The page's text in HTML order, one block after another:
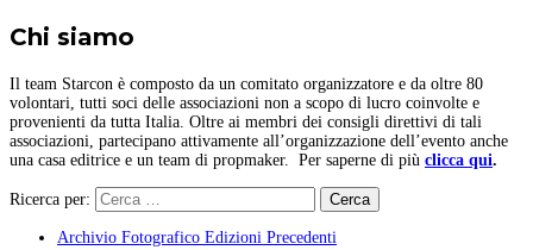
Chi siamo
Il team Starcon è composto da un comitato organizzatore e da oltre 80
volontari, tutti soci delle associazioni non a scopo di lucro coinvolte e
provenienti da tutta Italia. Oltre ai membri dei consigli direttivi di tali
associazioni, partecipano attivamente all’organizzazione dell’evento anche
una casa editrice e un team di propmaker. Per saperne di più clicca qui.
Ricerca per:
Archivio Fotografico Edizioni Precedenti